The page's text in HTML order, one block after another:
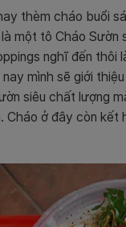
thèm cháo buổi
một tô Cháo Sườn
nghĩ đến thôi
mình sẽ giới
siêu chất lượng
Cháo ở đây còn kết